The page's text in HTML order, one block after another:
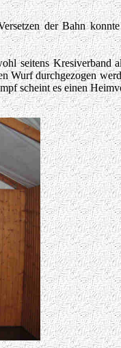
der Bahn
seitens Kresiverband
Wurf durchgezogen
scheint es einen